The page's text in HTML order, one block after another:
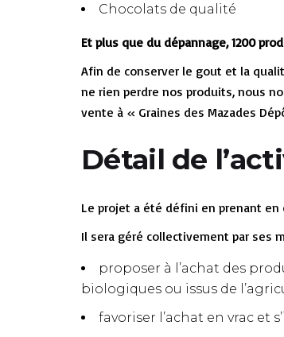
Chocolats de qualité
Et plus que du dépannage, 1200
Afin de conserver le gout et la
ne rien perdre nos produits, nous
vente à « Graines des Mazades
Détail de
Le projet a été défini en prenant
Il sera géré collectivement par ses
proposer à l’achat des
biologiques ou issus de
favoriser l’achat en vrac et